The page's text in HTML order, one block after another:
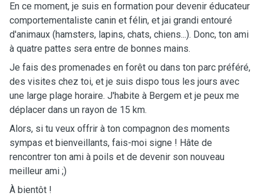
En ce moment, je suis en formation pour devenir éducateur
comportementaliste canin et félin, et jai grandi entouré
d'animaux (hamsters, lapins, chats, chiens...). Donc, ton ami
à quatre pattes sera entre de bonnes mains.
Je fais des promenades en forêt ou dans ton parc préféré,
des visites chez toi, et je suis dispo tous les jours avec
une large plage horaire. J'habite à Bergem et je peux me
déplacer dans un rayon de 15 km.
Alors, si tu veux offrir à ton compagnon des moments
sympas et bienveillants, fais-moi signe ! Hâte de
rencontrer ton ami à poils et de devenir son nouveau
meilleur ami ;)
À bientôt !